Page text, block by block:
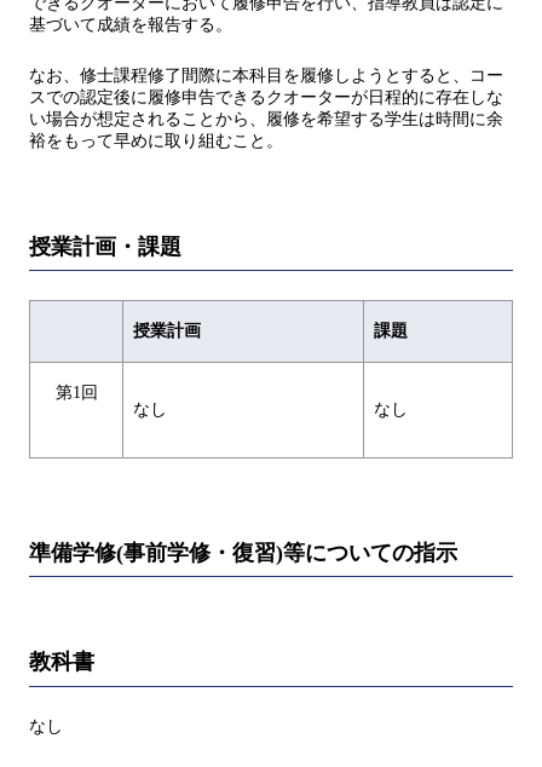
基づいて成績を報告する。
なお、修士課程修了間際に本科目を履修しようとすると、コー
スでの認定後に履修申告できるクオーターが日程的に存在しな
い場合が想定されることから、履修を希望する学生は時間に余
裕をもって早めに取り組むこと。
授業計画・課題
授業計画 課題
第1回
なし
なし
準備学修(事前学修・復習)等についての指示
教科書
なし